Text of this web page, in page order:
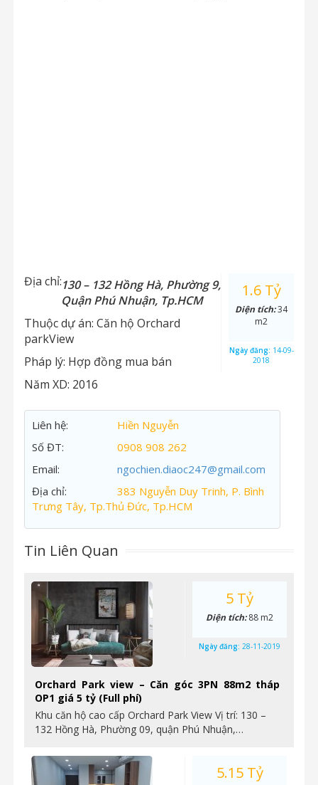
Địa chỉ:130 – 132 Hồng Hà, Phường 9,
Quận Phú Nhuận, Tp.HCM
Thuộc dự án: Căn hộ Orchard
parkView
Pháp lý: Hợp đồng mua bán
Năm XD: 2016
1.6 Tỷ
Diện tích:34
m2
Ngày đăng: 14-09-
2018
Liên hệ:
Hiền Nguyễn
Số ĐT:
0908 908 262
Email:
ngochien.diaoc247@gmail.com
Địa chỉ:
383 Nguyễn Duy Trinh, P. Bình
Trưng Tây, Tp.Thủ Đức, Tp.HCM
Tin Liên Quan
Orchard Park view – Căn góc 3PN 88m2 tháp
OP1 giá 5 tỷ (Full phí)
Khu căn hộ cao cấp Orchard Park View Vị trí: 130 –
132 Hồng Hà, Phường 09, quận Phú Nhuận,…
5 Tỷ
Diện tích:88 m2
Ngày đăng: 28-11-2019
5.15 Tỷ